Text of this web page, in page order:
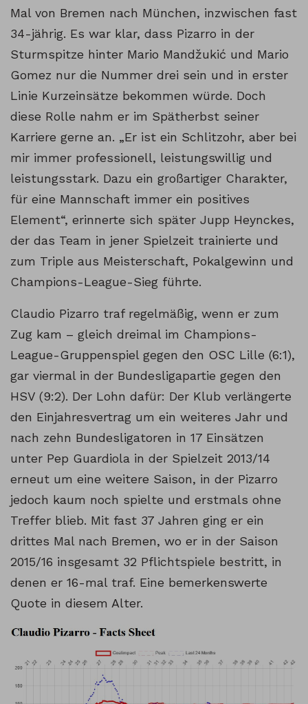
Mal von Bremen nach München, inzwischen fast
34-jährig. Es war klar, dass Pizarro in der
Sturmspitze hinter Mario Mandžukić und Mario
Gomez nur die Nummer drei sein und in erster
Linie Kurzeinsätze bekommen würde. Doch
diese Rolle nahm er im Spätherbst seiner
Karriere gerne an. „Er ist ein Schlitzohr, aber bei
mir immer professionell, leistungswillig und
leistungsstark. Dazu ein großartiger Charakter,
für eine Mannschaft immer ein positives
Element“, erinnerte sich später Jupp Heynckes,
der das Team in jener Spielzeit trainierte und
zum Triple aus Meisterschaft, Pokalgewinn und
Champions-League-Sieg führte.
Claudio Pizarro traf regelmäßig, wenn er zum
Zug kam – gleich dreimal im Champions-
League-Gruppenspiel gegen den OSC Lille (6:1),
gar viermal in der Bundesligapartie gegen den
HSV (9:2). Der Lohn dafür: Der Klub verlängerte
den Einjahresvertrag um ein weiteres Jahr und
nach zehn Bundesligatoren in 17 Einsätzen
unter Pep Guardiola in der Spielzeit 2013/14
erneut um eine weitere Saison, in der Pizarro
jedoch kaum noch spielte und erstmals ohne
Treffer blieb. Mit fast 37 Jahren ging er ein
drittes Mal nach Bremen, wo er in der Saison
2015/16 insgesamt 32 Pflichtspiele bestritt, in
denen er 16-mal traf. Eine bemerkenswerte
Quote in diesem Alter.